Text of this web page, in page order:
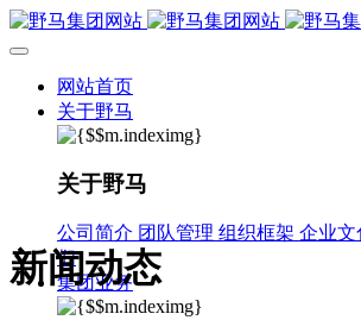
网站首页
关于野马
关于野马
公司简介 团队管理 组织框架 企业文
们
集团业务
新闻动态